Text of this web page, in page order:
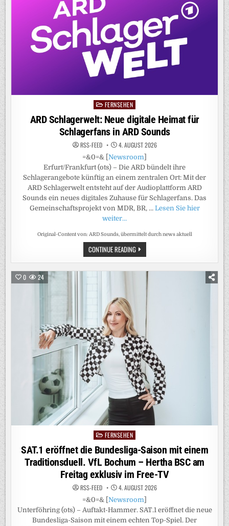
HERTHA
BSC
ERÖFFNEN
AM
FREITAGABEND
DIE
NEUE
SAISON
Posted
in
FERNSEHEN
ARD Schlagerwelt: Neue digitale Heimat für
Schlagerfans in ARD Sounds
RSS-FEED 4. AUGUST 2026
=&0=& [ Newsroom
Erfurt/Frankfurt (ots) – Die ARD bündelt ihre
Schlagerangebote künftig an einem zentralen Ort: Mit der
ARD Schlagerwelt entsteht auf der Audioplattform ARD
Sounds ein neues digitales Zuhause für Schlagerfans. Das
Gemeinschaftsprojekt von MDR, BR, … Lesen Sie hier
weiter…
Original-Content von: ARD Sounds, übermittelt durch news aktuell
CONTINUE READINGARD
SCHLAGERWELT:
NEUE
HEIMAT
SCHLAGERFANS
0 24
Posted
in
FERNSEHEN
SAT.1 eröffnet die Bundesliga-Saison mit einem
Traditionsduell. VfL Bochum – Hertha BSC am
Freitag exklusiv im Free-TV
RSS-FEED 4. AUGUST 2026
=&0=& [ Newsroom
Unterföhring (ots) – Auftakt-Hammer. SAT.1 eröffnet die neue
Bundesliga-Saison mit einem echten Top-Spiel. Der